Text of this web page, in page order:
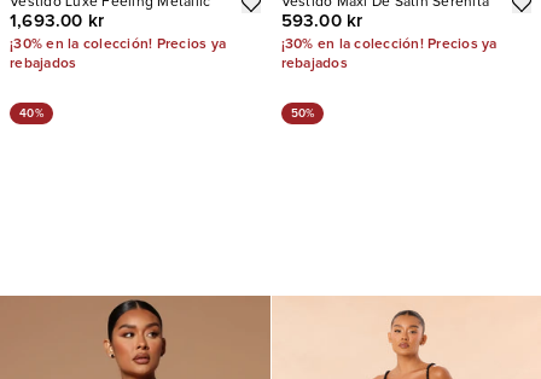
Vestido Luxe Feeling Metallic
1,693.00 kr
¡30% en la colección! Precios ya
rebajados
Vestido Maxi De Satín Serenita
593.00 kr
¡30% en la colección! Precios ya
rebajados
40% 50%